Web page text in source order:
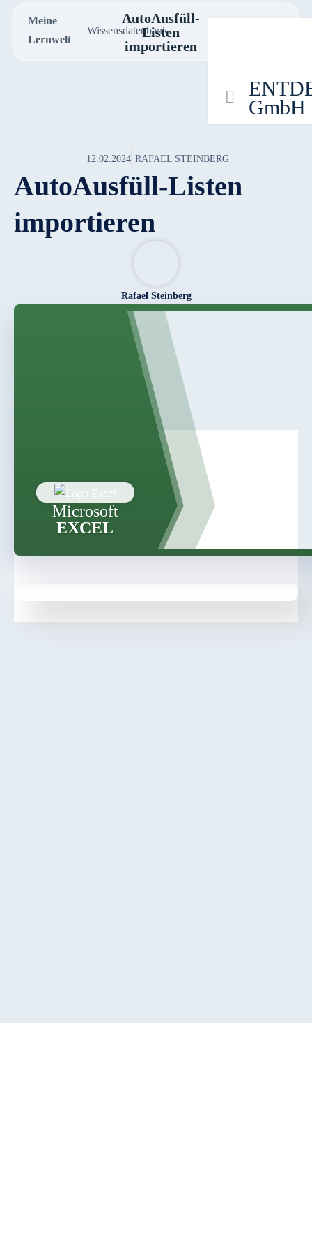
Meine
Lernwelt
Wissensdatenbank
AutoAusfüll-
Listen
importieren
GmbH
12.02.2024 RAFAEL STEINBERG
AutoAusfüll-Listen
importieren
Rafael Steinberg
Microsoft
EXCEL